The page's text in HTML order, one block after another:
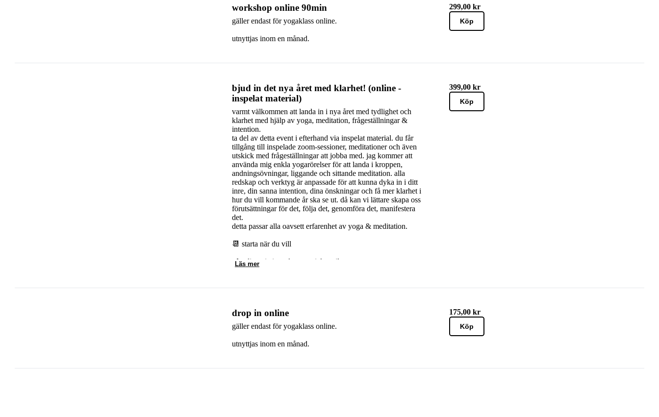
workshop online 90min
gäller endast för yogaklass online.
utnyttjas inom en månad.
299,00 kr
Köp
bjud in det nya året med klarhet! (online -
inspelat material)
varmt välkommen att landa in i nya året med tydlighet och
klarhet med hjälp av yoga, meditation, frågeställningar &
intention.
ta del av detta event i efterhand via inspelat material. du får
tillgång till inspelade zoom-sessioner, meditationer och även
utskick med frågeställningar att jobba med. jag kommer att
använda mig enkla yogarörelser för att landa i kroppen,
andningsövningar, liggande och sittande meditation. alla
redskap och verktyg är anpassade för att kunna dyka in i ditt
inre, din sanna intention, dina önskningar och få mer klarhet i
hur du vill kommande år ska se ut. då kan vi lättare skapa oss
förutsättningar för det, följa det, genomföra det, manifestera
det.
detta passar alla oavsett erfarenhet av yoga & meditation.
📆 starta när du vill
📍online via inspelat material, mejl
Läs mer
399,00 kr
Köp
drop in online
gäller endast för yogaklass online.
utnyttjas inom en månad.
175,00 kr
Köp